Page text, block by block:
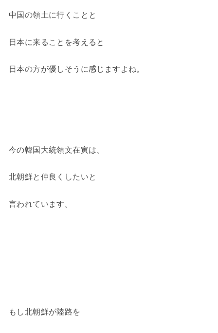
中国の領土に行くことと
日本に来ることを考えると
日本の方が優しそうに感じますよね。
今の韓国大統領文在寅は、
北朝鮮と仲良くしたいと
言われています。
もし北朝鮮が陸路を